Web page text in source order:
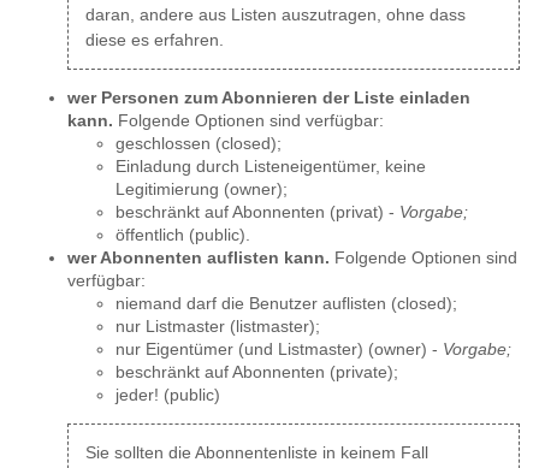
daran, andere aus Listen auszutragen, ohne dass
diese es erfahren.
wer Personen zum Abonnieren der Liste einladen
kann. Folgende Optionen sind verfügbar:
geschlossen (closed);
Einladung durch Listeneigentümer, keine
Legitimierung (owner);
beschränkt auf Abonnenten (privat) - Vorgabe;
öffentlich (public).
wer Abonnenten auflisten kann. Folgende Optionen sind
verfügbar:
niemand darf die Benutzer auflisten (closed);
nur Listmaster (listmaster);
nur Eigentümer (und Listmaster) (owner) - Vorgabe;
beschränkt auf Abonnenten (private);
jeder! (public)
Sie sollten die Abonnentenliste in keinem Fall